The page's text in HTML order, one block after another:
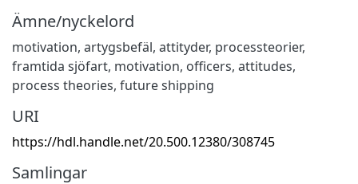
Ämne/nyckelord
motivation, artygsbefäl, attityder, processteorier,
framtida sjöfart, motivation, officers, attitudes,
process theories, future shipping
URI
https://hdl.handle.net/20.500.12380/308745
Samlingar